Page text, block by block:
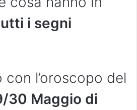
i segni
l’oroscopo del
30 Maggio di